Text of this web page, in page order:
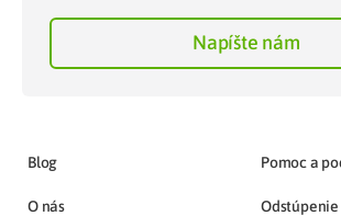
Napíšte nám
Blog
O nás
Pomoc a